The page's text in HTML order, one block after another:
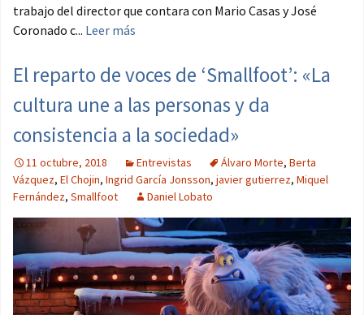
trabajo del director que contara con Mario Casas y José
Coronado c... Leer más
El reparto de voces de ‘Smallfoot’: «La
cultura une a las personas y da
consistencia a la sociedad»
11 octubre, 2018 Entrevistas Álvaro Morte, Berta
Vázquez, El Chojin, Ingrid García Jonsson, javier gutierrez, Miquel
Fernández, Smallfoot Daniel Lobato